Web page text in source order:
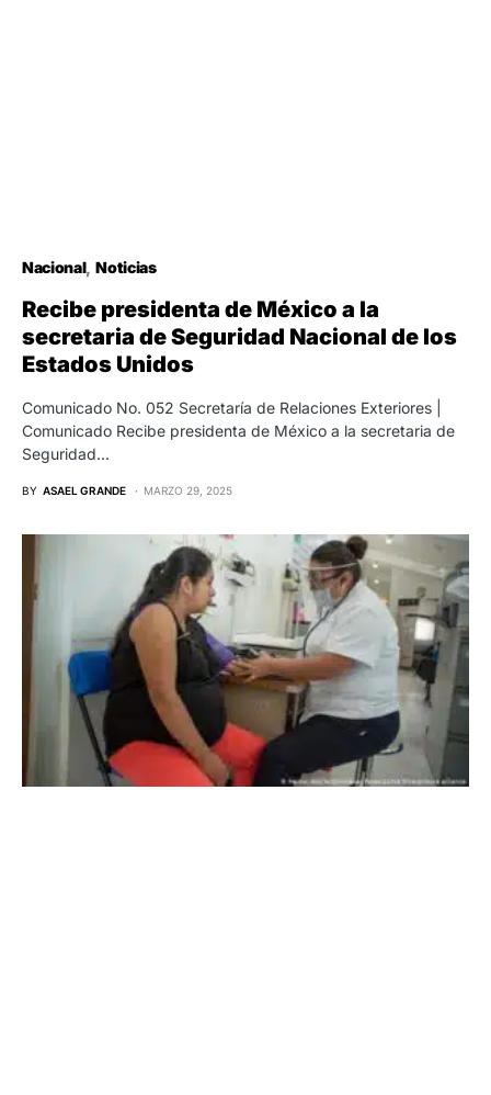
Nacional Noticias
Recibe presidenta de México a la
secretaria de Seguridad Nacional de los
Estados Unidos
Comunicado No. 052 Secretaría de Relaciones Exteriores |
Comunicado Recibe presidenta de México a la secretaria de
Seguridad…
BY ASAEL GRANDE MARZO 29, 2025